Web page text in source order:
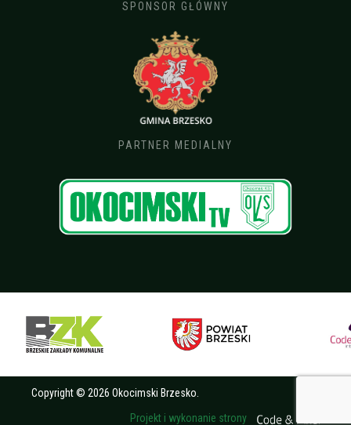
SPONSOR GŁÓWNY
PARTNER MEDIALNY
Copyright © 2026 Okocimski Brzesko.
Projekt i wykonanie strony